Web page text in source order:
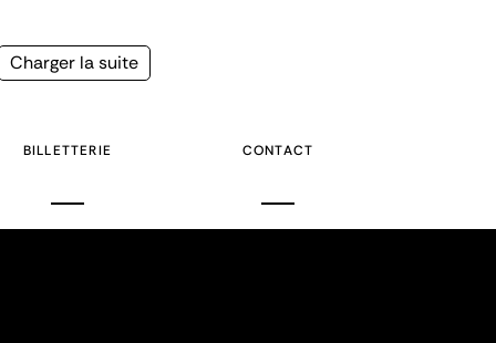
Page
Charger la suite
BILLETTERIE CONTACT